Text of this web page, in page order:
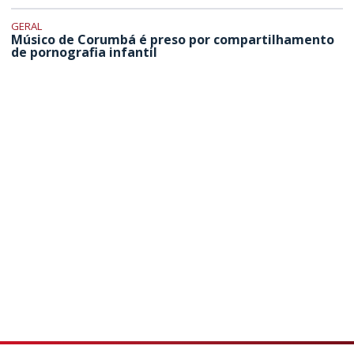
GERAL
Músico de Corumbá é preso por compartilhamento
de pornografia infantil